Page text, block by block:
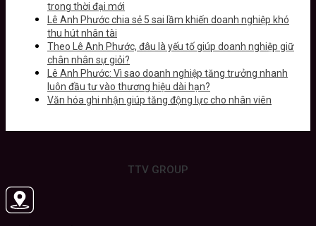
trong thời đại mới
Lê Anh Phước chia sẻ 5 sai lầm khiến doanh nghiệp khó
thu hút nhân tài
Theo Lê Anh Phước, đâu là yếu tố giúp doanh nghiệp giữ
chân nhân sự giỏi?
Lê Anh Phước: Vì sao doanh nghiệp tăng trưởng nhanh
luôn đầu tư vào thương hiệu dài hạn?
Văn hóa ghi nhận giúp tăng động lực cho nhân viên
TTV GROUP